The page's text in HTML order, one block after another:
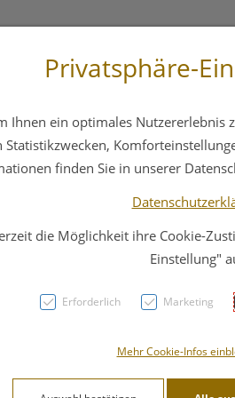
Hautpflege Familie
Privatsphäre-
Ihnen ein optimales Nutzererlebnis
finden Sie in unserer
die Möglichkeit ihre Cookie-
Einstellung"
Erforderlich Marketing
Mehr Cookie-Infos